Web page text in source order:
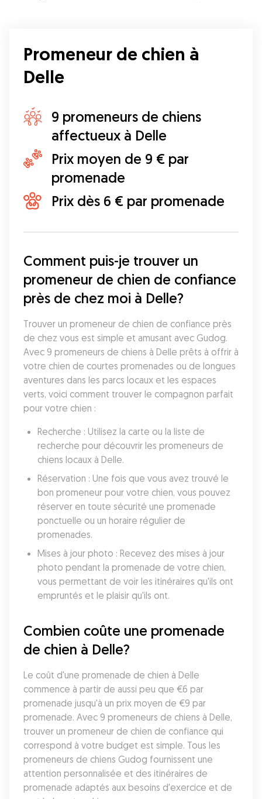
Promeneur de chien à
Delle
9 promeneurs de chiens
affectueux à Delle
Prix moyen de 9 € par
promenade
Prix dès 6 € par promenade
Comment puis-je trouver un
promeneur de chien de confiance
près de chez moi à Delle?
Trouver un promeneur de chien de confiance près
de chez vous est simple et amusant avec Gudog.
Avec 9 promeneurs de chiens à Delle prêts à offrir à
votre chien de courtes promenades ou de longues
aventures dans les parcs locaux et les espaces
verts, voici comment trouver le compagnon parfait
pour votre chien :
Recherche : Utilisez la carte ou la liste de
recherche pour découvrir les promeneurs de
chiens locaux à Delle.
Réservation : Une fois que vous avez trouvé le
bon promeneur pour votre chien, vous pouvez
réserver en toute sécurité une promenade
ponctuelle ou un horaire régulier de
promenades.
Mises à jour photo : Recevez des mises à jour
photo pendant la promenade de votre chien,
vous permettant de voir les itinéraires qu'ils ont
empruntés et le plaisir qu'ils ont.
Combien coûte une promenade
de chien à Delle?
Le coût d'une promenade de chien à Delle
commence à partir de aussi peu que €6 par
promenade jusqu'à un prix moyen de €9 par
promenade. Avec 9 promeneurs de chiens à Delle,
trouver un promeneur de chien de confiance qui
correspond à votre budget est simple. Tous les
promeneurs de chiens Gudog fournissent une
attention personnalisée et des itinéraires de
promenade adaptés aux besoins d'exercice et de